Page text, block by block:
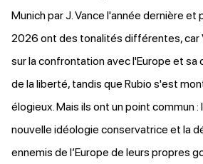
Munich par J. Vance l'année dernière et
2026 ont des tonalités différentes, car
sur la confrontation avec l'Europe et sa
de la liberté, tandis que Rubio s'est
élogieux. Mais ils ont un point commun :
nouvelle idéologie conservatrice et la
ennemis de l’Europe de leurs propres